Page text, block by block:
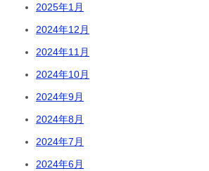
2025年1月
2024年12月
2024年11月
2024年10月
2024年9月
2024年8月
2024年7月
2024年6月